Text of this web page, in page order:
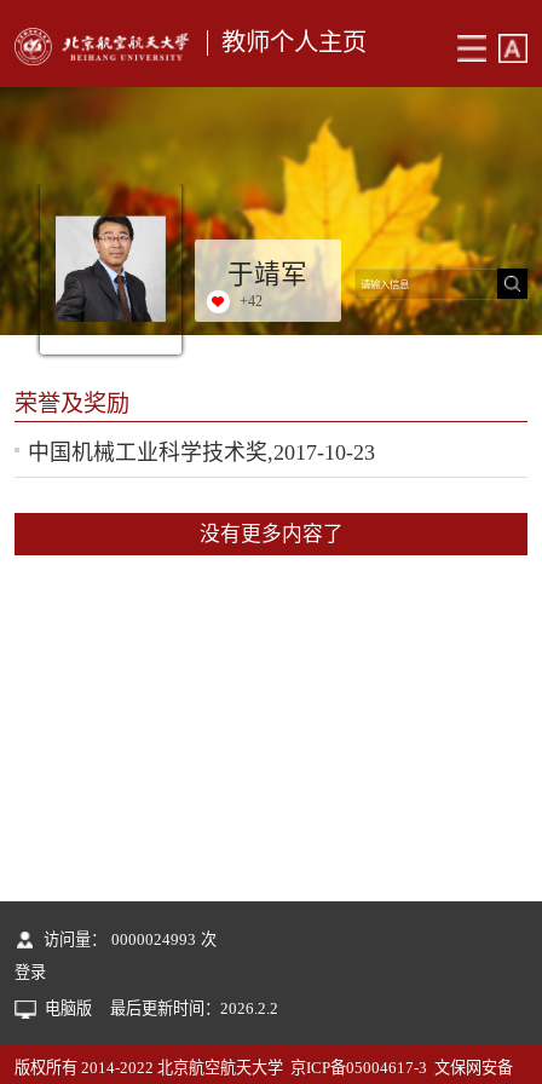
教师个人主页
于靖军
+42
荣誉及奖励
中国机械工业科学技术奖,2017-10-23
没有更多内容了
访问量： 0000024993 次
登录
电脑版
最后更新时间： 2026 2 2
版权所有 2014-2022 北京航空航天大学 京ICP备05004617-3 文保网安备